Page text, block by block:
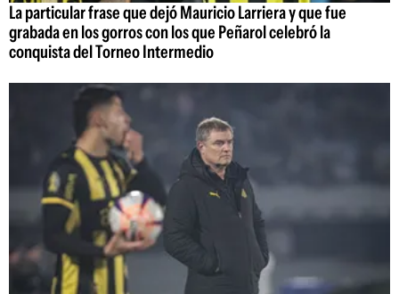
La particular frase que dejó Mauricio Larriera y que fue
grabada en los gorros con los que Peñarol celebró la
conquista del Torneo Intermedio